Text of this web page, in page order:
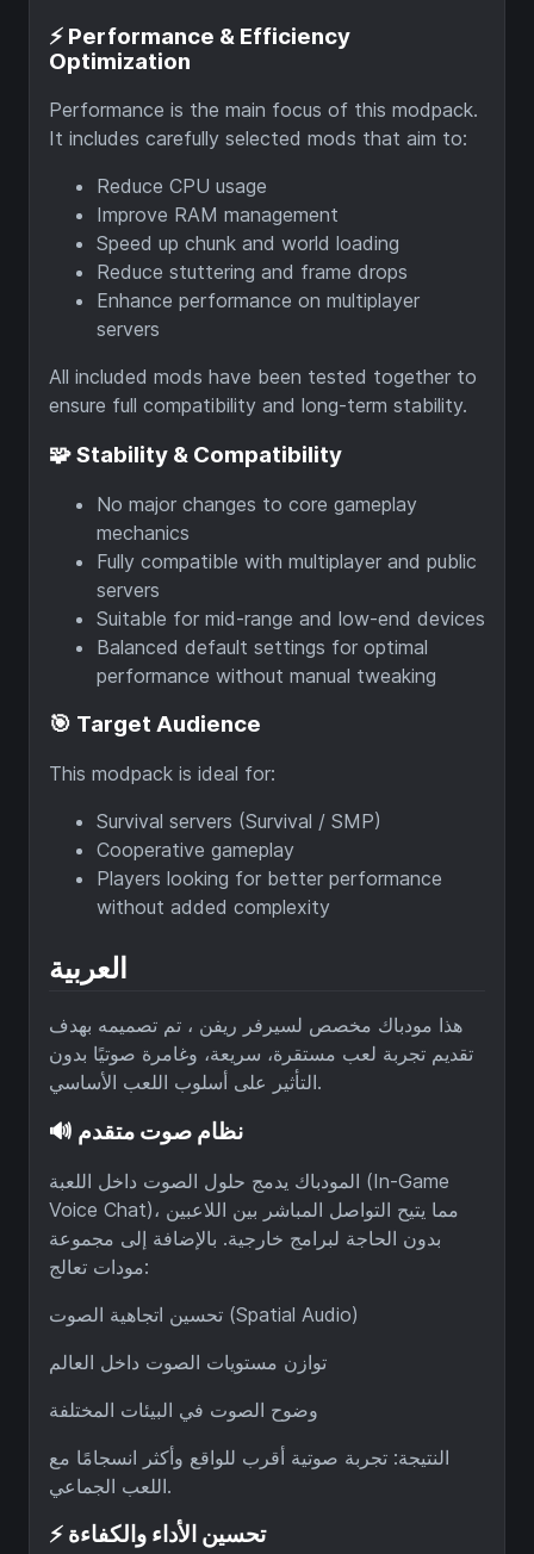
⚡ Performance & Efficiency
Optimization
Performance is the main focus of this modpack.
It includes carefully selected mods that aim to:
Reduce CPU usage
Improve RAM management
Speed up chunk and world loading
Reduce stuttering and frame drops
Enhance performance on multiplayer
servers
All included mods have been tested together to
ensure full compatibility and long-term stability.
🧩 Stability & Compatibility
No major changes to core gameplay
mechanics
Fully compatible with multiplayer and public
servers
Suitable for mid-range and low-end devices
Balanced default settings for optimal
performance without manual tweaking
🎯 Target Audience
This modpack is ideal for:
Survival servers (Survival / SMP)
Cooperative gameplay
Players looking for better performance
without added complexity
العربية
هذا مودباك مخصص لسيرفر ريفن ، تم تصميمه بهدف
تقديم تجربة لعب مستقرة، سريعة، وغامرة صوتيًا بدون
التأثير على أسلوب اللعب الأساسي.
🔊 نظام صوت متقدم
المودباك يدمج حلول الصوت داخل اللعبة (In-Game
Voice Chat)، مما يتيح التواصل المباشر بين اللاعبين
بدون الحاجة لبرامج خارجية. بالإضافة إلى مجموعة
مودات تعالج:
تحسين اتجاهية الصوت (Spatial Audio)
توازن مستويات الصوت داخل العالم
وضوح الصوت في البيئات المختلفة
النتيجة: تجربة صوتية أقرب للواقع وأكثر انسجامًا مع
اللعب الجماعي.
⚡ تحسين الأداء والكفاءة